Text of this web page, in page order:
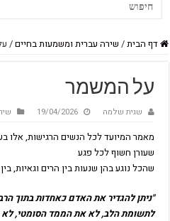
דף הבית/ שירה עברית ומשמעות בחיים/
על המשמר
שגית שלמה 19/04/2026
מאמר המיועד לכל הנשים הרגישות,אלו
שעורן חשוף לכל פגע
שהכל נוגע בהן שנעות בין הרים וגאיות,
"ניתן להגדיר את האדם כאחדות בתוך
לתשומת הלב, לא את הממד הסומטי, לא